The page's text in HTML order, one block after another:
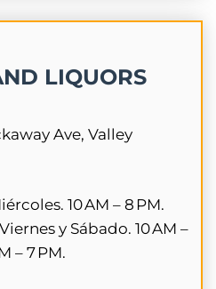
LIQUORS
Ave, Valley
10 AM – 8 PM.
y Sábado. 10 AM –
– 7 PM.